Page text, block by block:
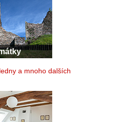
a mnoho dalších